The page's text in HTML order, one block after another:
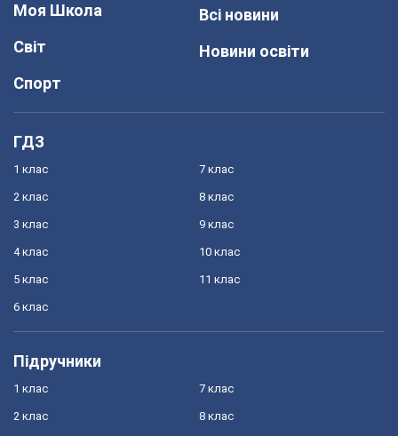
Моя Школа
Світ
Спорт
Всі новини
Новини освіти
ГДЗ
1 клас
2 клас
3 клас
4 клас
5 клас
6 клас
7 клас
8 клас
9 клас
10 клас
11 клас
Підручники
1 клас
2 клас
7 клас
8 клас